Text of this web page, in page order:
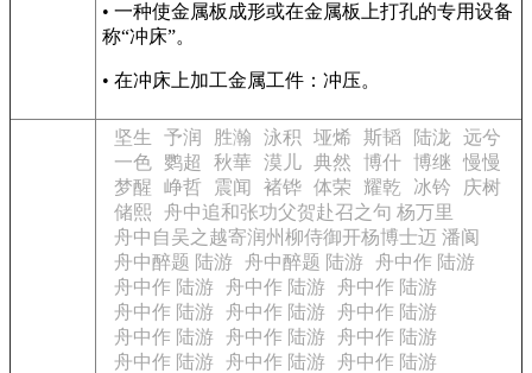
• 一种使金属板成形或在金属板上打孔的专用设备
称“冲床”。
• 在冲床上加工金属工件：冲压。
坚生 予润 胜瀚 泳积 垭烯 斯韬 陆泷
远兮
一色
鹦超 秋華 漠儿 典然 博什 博继
慢慢
梦醒
峥哲 震闻 褚铧 体荣 耀乾 冰钤
庆树
储熙 舟中追和张功父贺赴召之句 杨万里
舟中自吴之越寄润州柳侍御开杨博士迈 潘阆
舟中醉题 陆游
舟中醉题 陆游
舟中作 陆游
舟中作 陆游
舟中作 陆游
舟中作 陆游
舟中作 陆游
舟中作 陆游
舟中作 陆游
舟中作 陆游
舟中作 陆游
舟中作 陆游
舟中作 陆游
舟中作 陆游
舟中作 陆游